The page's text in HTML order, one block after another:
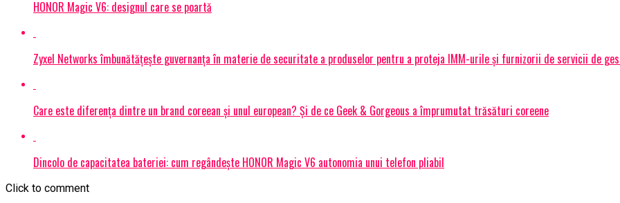
HONOR Magic V6: designul care se poartă
Zyxel Networks îmbunătățește guvernanța în materie de securitate a produselor pentru a proteja IMM-urile și furnizorii de servicii de
Care este diferența dintre un brand coreean și unul european? Și de ce Geek & Gorgeous a împrumutat trăsături coreene
Dincolo de capacitatea bateriei: cum regândește HONOR Magic V6 autonomia unui telefon pliabil
Click to comment